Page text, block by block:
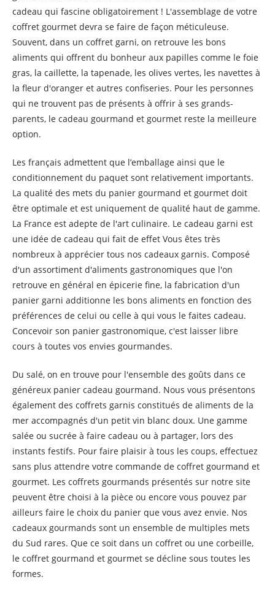
cadeau qui fascine obligatoirement ! L'assemblage de votre
coffret gourmet devra se faire de façon méticuleuse.
Souvent, dans un coffret garni, on retrouve les bons
aliments qui offrent du bonheur aux papilles comme le foie
gras, la caillette, la tapenade, les olives vertes, les navettes à
la fleur d'oranger et autres confiseries. Pour les personnes
qui ne trouvent pas de présents à offrir à ses grands-
parents, le cadeau gourmand et gourmet reste la meilleure
option.
Les français admettent que l’emballage ainsi que le
conditionnement du paquet sont relativement importants.
La qualité des mets du panier gourmand et gourmet doit
être optimale et est uniquement de qualité haut de gamme.
La France est adepte de l'art culinaire. Le cadeau garni est
une idée de cadeau qui fait de effet Vous êtes très
nombreux à apprécier tous nos cadeaux garnis. Composé
d'un assortiment d'aliments gastronomiques que l'on
retrouve en général en épicerie fine, la fabrication d'un
panier garni additionne les bons aliments en fonction des
préférences de celui ou celle à qui vous le faites cadeau.
Concevoir son panier gastronomique, c'est laisser libre
cours à toutes vos envies gourmandes.
Du salé, on en trouve pour l'ensemble des goûts dans ce
généreux panier cadeau gourmand. Nous vous présentons
également des coffrets garnis constitués de aliments de la
mer accompagnés d'un petit vin blanc doux. Une gamme
salée ou sucrée à faire cadeau ou à partager, lors des
instants festifs. Pour faire plaisir à tous les coups, effectuez
sans plus attendre votre commande de coffret gourmand et
gourmet. Les coffrets gourmands présentés sur notre site
peuvent être choisi à la pièce ou encore vous pouvez par
ailleurs faire le choix du panier que vous avez envie. Nos
cadeaux gourmands sont un ensemble de multiples mets
du Sud rares. Que ce soit dans un coffret ou une corbeille,
le coffret gourmand et gourmet se décline sous toutes les
formes.